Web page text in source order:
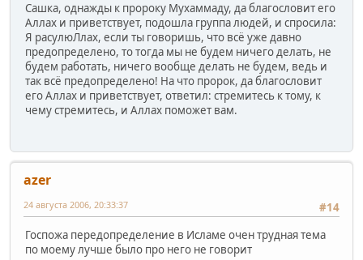
Сашка, однажды к пророку Мухаммаду, да благословит его
Аллах и приветствует, подошла группа людей, и спросила:
Я расулюЛлах, если ты говоришь, что всё уже давно
предопределено, то тогда мы не будем ничего делать, не
будем работать, ничего вообще делать не будем, ведь и
так всё предопределено! На что пророк, да благословит
его Аллах и приветствует, ответил: стремитесь к тому, к
чему стремитесь, и Аллах поможет вам.
azer
#14
24 августа 2006, 20:33:37
Госпожа передопределение в Исламе очен трудная тема
по моему лучше было про него не говорит